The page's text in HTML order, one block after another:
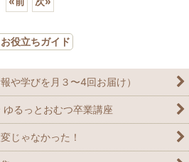
お役立ちガイド
や学びを月３〜4回お届け）
るっとおむつ卒業講座
じゃなかった！